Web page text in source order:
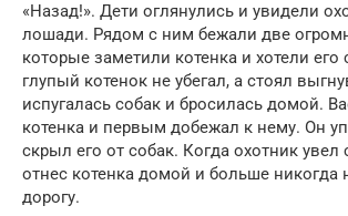
«Назад!». Дети оглянулись и увидели
лошади. Рядом с ним бежали две
которые заметили котенка и хотели его
глупый котенок не убегал, а стоял
испугалась собак и бросилась домой.
котенка и первым добежал к нему. Он
скрыл его от собак. Когда охотник увел
отнес котенка домой и больше никогда
дорогу.